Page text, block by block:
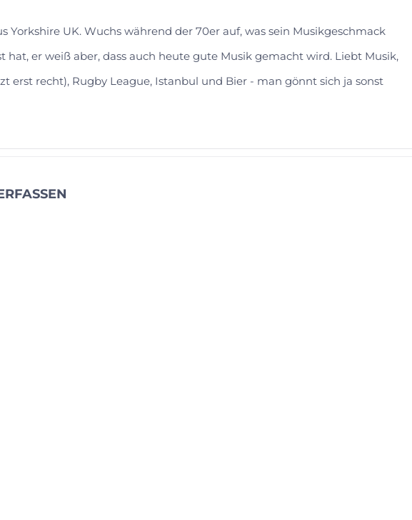
Yorkshire UK. Wuchs während der 70er auf, was sein Musikgeschmack
hat, er weiß aber, dass auch heute gute Musik gemacht wird. Liebt Musik,
erst recht), Rugby League, Istanbul und Bier - man gönnt sich ja sonst